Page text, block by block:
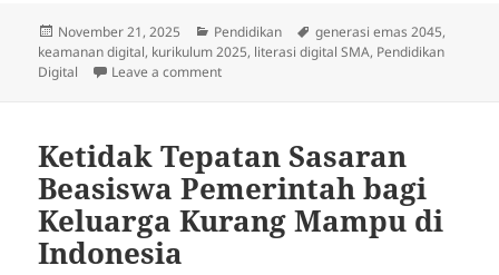
Posted
on
November 21, 2025 Categories
Pendidikan Tags
generasi emas 2045,
keamanan digital, kurikulum 2025, literasi digital SMA, Pendidikan
Digital
Leave a commenton Penguatan Literasi Digital di SMA:
Ketidak Tepatan Sasaran
Beasiswa Pemerintah bagi
Keluarga Kurang Mampu di
Indonesia